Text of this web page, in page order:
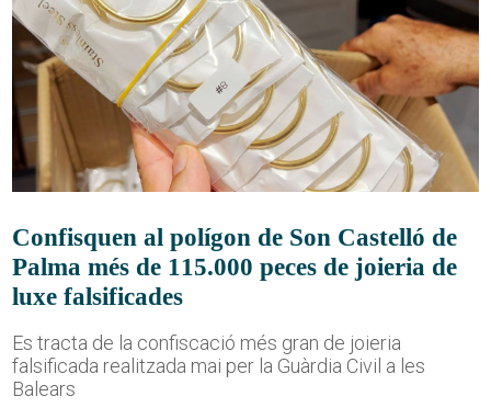
Confisquen al polígon de Son Castelló de
Palma més de 115.000 peces de joieria de
luxe falsificades
Es tracta de la confiscació més gran de joieria
falsificada realitzada mai per la Guàrdia Civil a les
Balears